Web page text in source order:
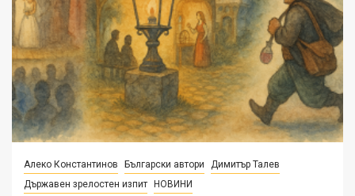
Алеко Константинов Български автори
Димитър Талев
Държавен зрелостен изпит НОВИНИ